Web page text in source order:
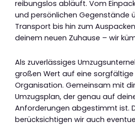
reibungslos abläuft. Vom
und persönlichen Gegenstände
Transport bis hin zum
deinem neuen Zuhause – wir
Als zuverlässiges
großen Wert auf eine sorgfältige
Organisation. Gemeinsam mit
Umzugsplan, der genau auf
Anforderungen abgestimmt ist.
berücksichtigen wir auch